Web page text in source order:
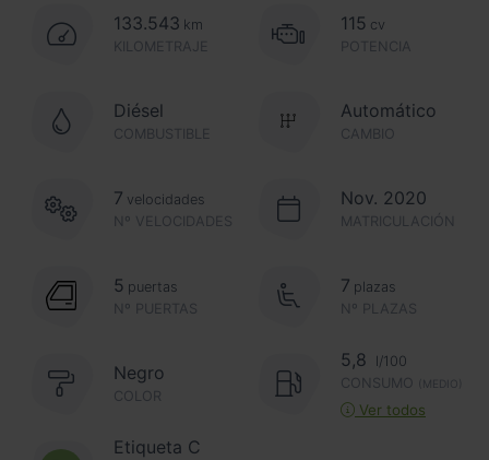
133.543 km
KILOMETRAJE
115 cv
POTENCIA
Diésel
COMBUSTIBLE CAMBIO
Automático
Nº VELOCIDADES
7 velocidades Nov. 2020
MATRICULACIÓN
Nº PUERTAS
5 puertas
Nº PLAZAS
7 plazas
Negro
COLOR
5,8
l/100
CONSUMO
(MEDIO)
Ver todos
Etiqueta C